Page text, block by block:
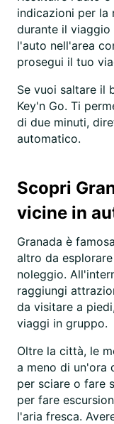
indicazioni per la
durante il
l'auto nell'area
prosegui il tuo
Se vuoi saltare il
Key'n Go. Ti
di due minuti,
automatico.
Scopri
vicine in
Granada è
altro da
noleggio.
raggiungi
da visitare a
viaggi in gruppo.
Oltre la città, le
a meno di un'ora
per sciare o fare
per fare
l'aria fresca.